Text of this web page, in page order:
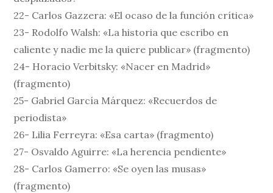
22- Carlos Gazzera: «El ocaso de la función crítica»
23- Rodolfo Walsh: «La historia que escribo en
caliente y nadie me la quiere publicar» (fragmento)
24- Horacio Verbitsky: «Nacer en Madrid»
(fragmento)
25- Gabriel García Márquez: «Recuerdos de
periodista»
26- Lilia Ferreyra: «Esa carta» (fragmento)
27- Osvaldo Aguirre: «La herencia pendiente»
28- Carlos Gamerro: «Se oyen las musas»
(fragmento)